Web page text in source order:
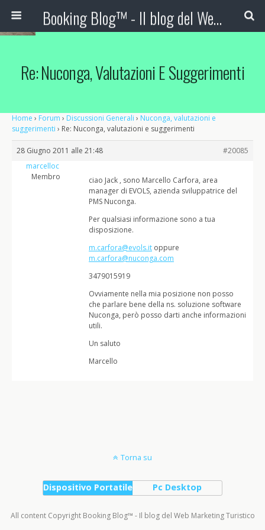
Booking Blog™ - Il blog del Web Marketing Turistico
Re: Nuconga, Valutazioni E Suggerimenti
Home › Forum › Discussioni Generali › Nuconga, valutazioni e
suggerimenti › Re: Nuconga, valutazioni e suggerimenti
28 Giugno 2011 alle 21:48
#20085
marcelloc
Membro
ciao Jack , sono Marcello Carfora, area
manager di EVOLS, azienda sviluppatrice del
PMS Nuconga.
Per qualsiasi informazione sono a tua
disposizione.
m.carfora@evols.it oppure
m.carfora@nuconga.com
3479015919
Ovviamente nella mia posizione non posso
che parlare bene della ns. soluzione software
Nuconga, però posso darti anche informazioni
utili.
Un saluto
Marcello
Torna su
Dispositivo Portatile Pc Desktop
All content Copyright Booking Blog™ - Il blog del Web Marketing Turistico